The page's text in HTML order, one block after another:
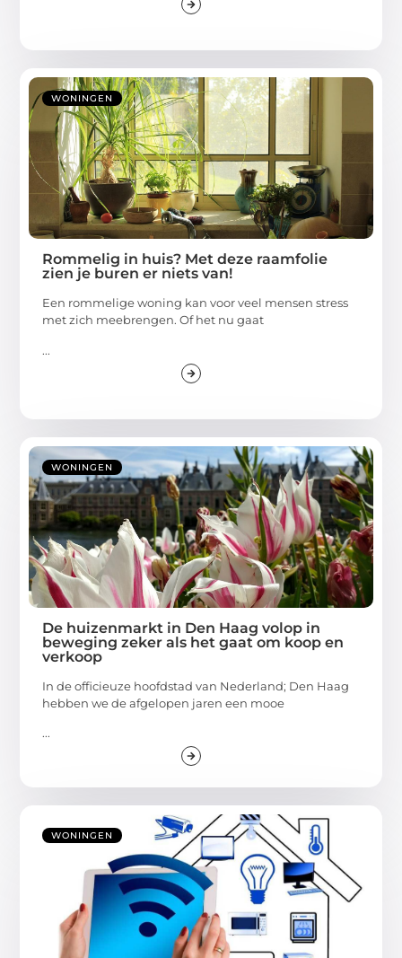
WONINGEN
Rommelig in huis? Met deze raamfolie
zien je buren er niets van!
Een rommelige woning kan voor veel mensen stress
met zich meebrengen. Of het nu gaat
...
WONINGEN
De huizenmarkt in Den Haag volop in
beweging zeker als het gaat om koop en
verkoop
In de officieuze hoofdstad van Nederland; Den Haag
hebben we de afgelopen jaren een mooe
...
WONINGEN